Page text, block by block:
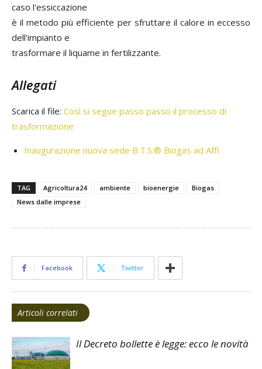
caso l'essiccazione
è il metodo più efficiente per sfruttare il calore in eccesso
dell'impianto e
trasformare il liquame in fertilizzante.
Allegati
Scarica il file: Così si segue passo passo il processo di
trasformazione
Inaugurazione nuova sede B.T.S.® Biogas ad Affi
TAG Agricoltura24 ambiente bioenergie
Biogas
News dalle imprese
Facebook Twitter
Articoli correlati
Il Decreto bollette è legge: ecco le novità